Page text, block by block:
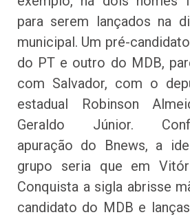
para serem lançados na
municipal. Um pré-
do PT e outro do MDB,
com Salvador, com o
estadual Robinson
Geraldo Júnior.
apuração do Bnews, a
grupo seria que em
Conquista a sigla abrisse
candidato do MDB e